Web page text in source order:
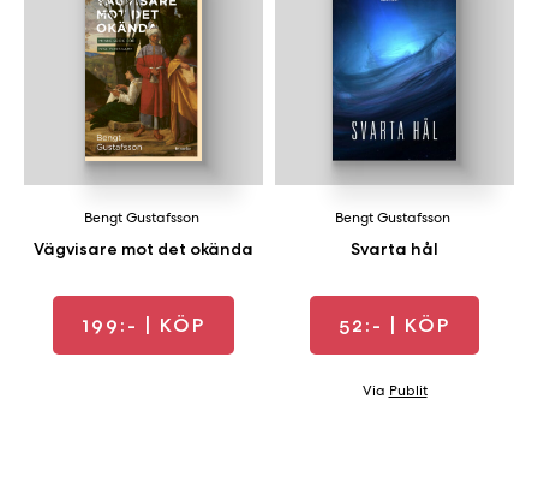
Vägvisare mot det okända
Bengt Gustafsson
199:- | KÖP
Svarta hål
Bengt Gustafsson
52:- | KÖP
Via Publit